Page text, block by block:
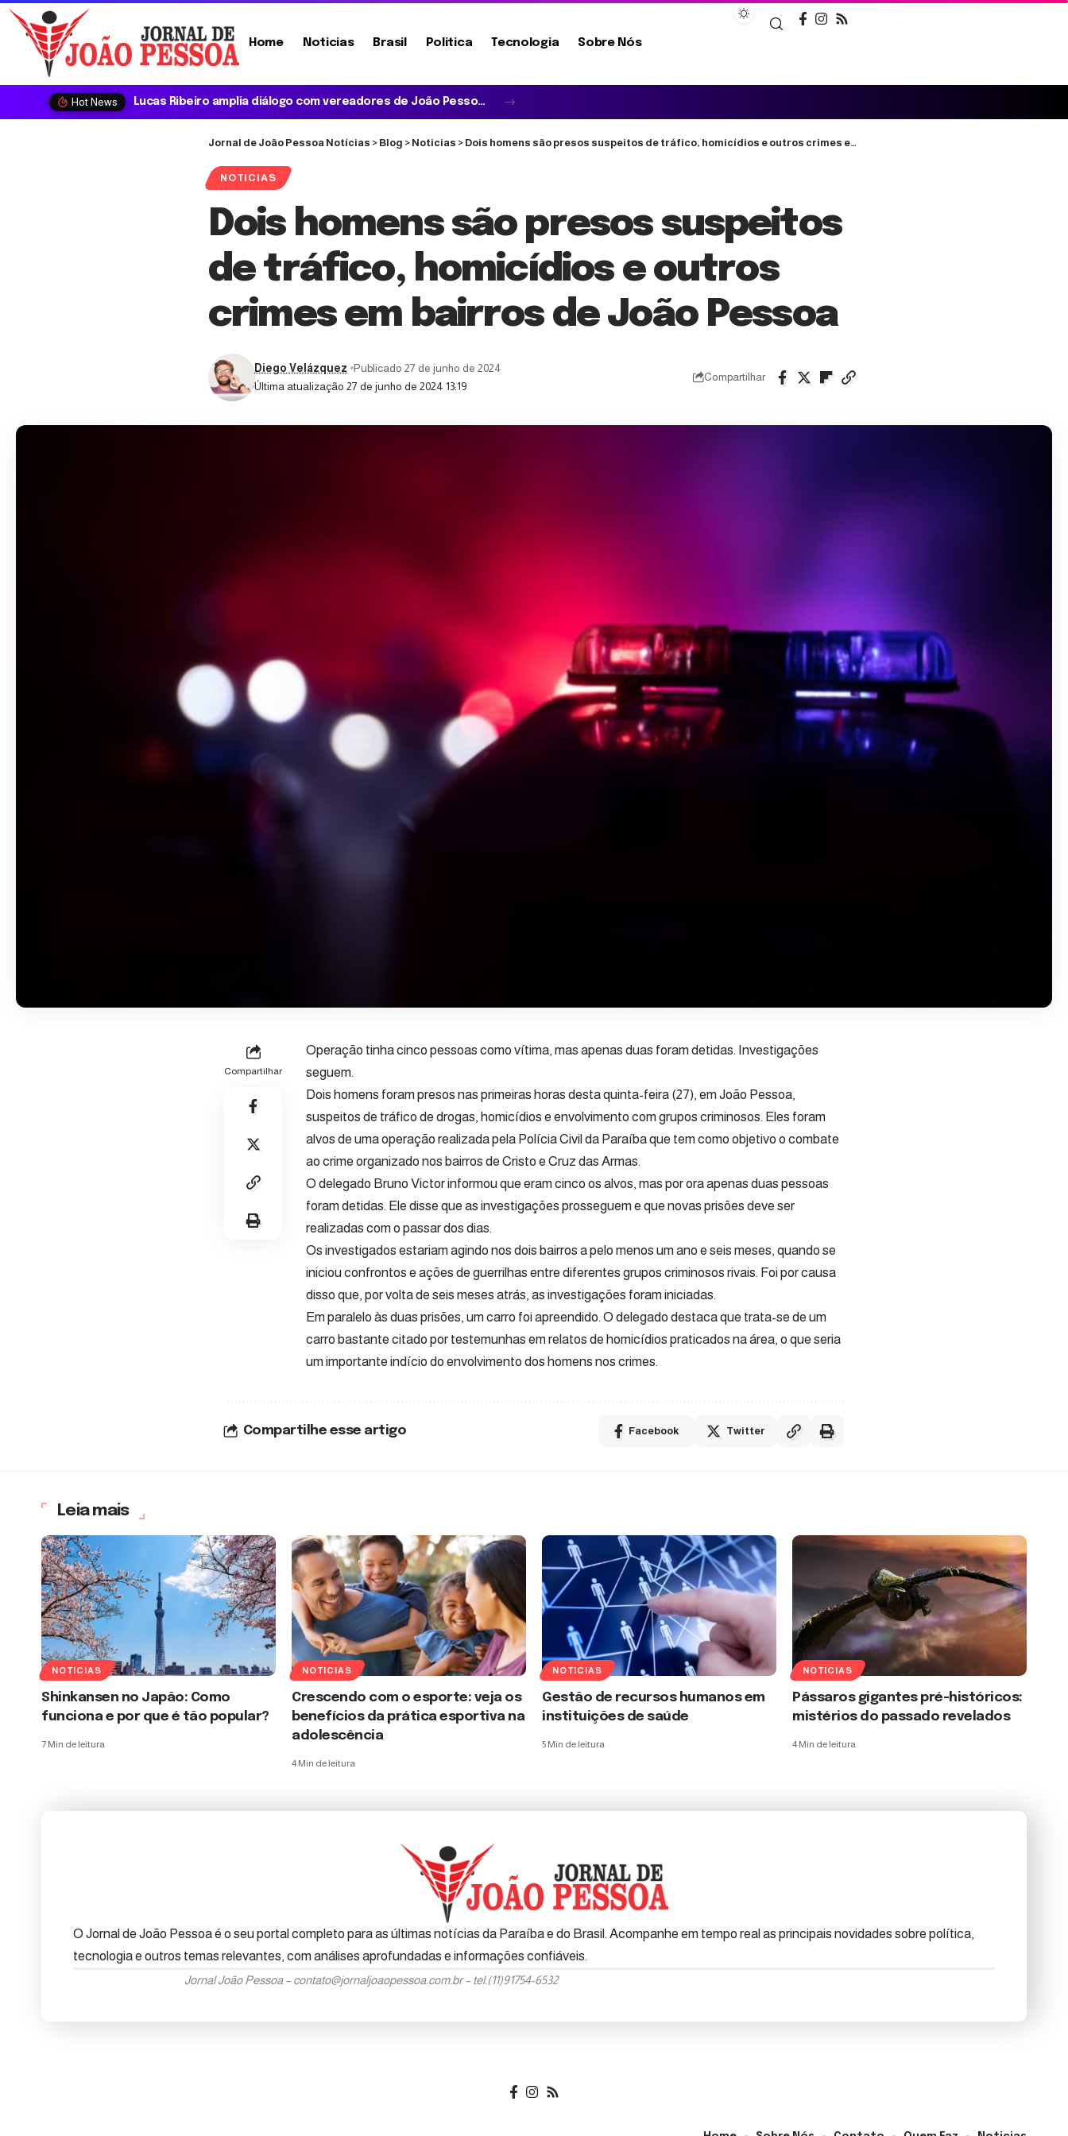
Home Noticias Brasil Politica Tecnologia Sobre Nós
Hot News Lucas Ribeiro amplia diálogo com vereadores de João Pessoa e fortalece articulação política para as eleições de 2026
Jornal de João Pessoa Notícias > Blog > Noticias > Dois homens são presos suspeitos de tráfico, homicídios e outros crimes em bairros de João Pessoa
NOTICIAS
Dois homens são presos suspeitos
de tráfico, homicídios e outros
crimes em bairros de João Pessoa
Última atualização 27 de junho de 2024 13:19
Diego Velázquez Publicado 27 de junho de 2024
Compartilhar
Compartilhar
Operação tinha cinco pessoas como vítima, mas apenas duas foram detidas. Investigações
seguem.
Dois homens foram presos nas primeiras horas desta quinta-feira (27), em João Pessoa,
suspeitos de tráfico de drogas, homicídios e envolvimento com grupos criminosos. Eles foram
alvos de uma operação realizada pela Polícia Civil da Paraíba que tem como objetivo o combate
ao crime organizado nos bairros de Cristo e Cruz das Armas.
O delegado Bruno Victor informou que eram cinco os alvos, mas por ora apenas duas pessoas
foram detidas. Ele disse que as investigações prosseguem e que novas prisões deve ser
realizadas com o passar dos dias.
Os investigados estariam agindo nos dois bairros a pelo menos um ano e seis meses, quando se
iniciou confrontos e ações de guerrilhas entre diferentes grupos criminosos rivais. Foi por causa
disso que, por volta de seis meses atrás, as investigações foram iniciadas.
Em paralelo às duas prisões, um carro foi apreendido. O delegado destaca que trata-se de um
carro bastante citado por testemunhas em relatos de homicídios praticados na área, o que seria
um importante indício do envolvimento dos homens nos crimes.
Compartilhe esse artigo Facebook Twitter
Leia mais
NOTICIAS
Shinkansen no Japão: Como
funciona e por que é tão popular?
7 Min de leitura
NOTICIAS
Crescendo com o esporte: veja os
benefícios da prática esportiva na
adolescência
4 Min de leitura
NOTICIAS
Gestão de recursos humanos em
instituições de saúde
5 Min de leitura
NOTICIAS
Pássaros gigantes pré-históricos:
mistérios do passado revelados
4 Min de leitura
O Jornal de João Pessoa é o seu portal completo para as últimas notícias da Paraíba e do Brasil. Acompanhe em tempo real as principais novidades sobre política,
tecnologia e outros temas relevantes, com análises aprofundadas e informações confiáveis.
Jornal João Pessoa –contato@jornaljoaopessoa.com.br– tel.(11)91754-6532